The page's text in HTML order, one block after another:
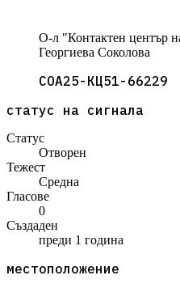
О-л "Контактен център
Георгиева Соколова
СОА25-КЦ51-66229
статус на сигнала
Статус
Отворен
Тежест
Средна
Гласове
0
Създаден
преди 1 година
местоположение